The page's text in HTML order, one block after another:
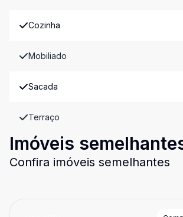
Cozinha
Mobiliado
Sacada
Terraço
Imóveis
Confira imóveis semelhantes